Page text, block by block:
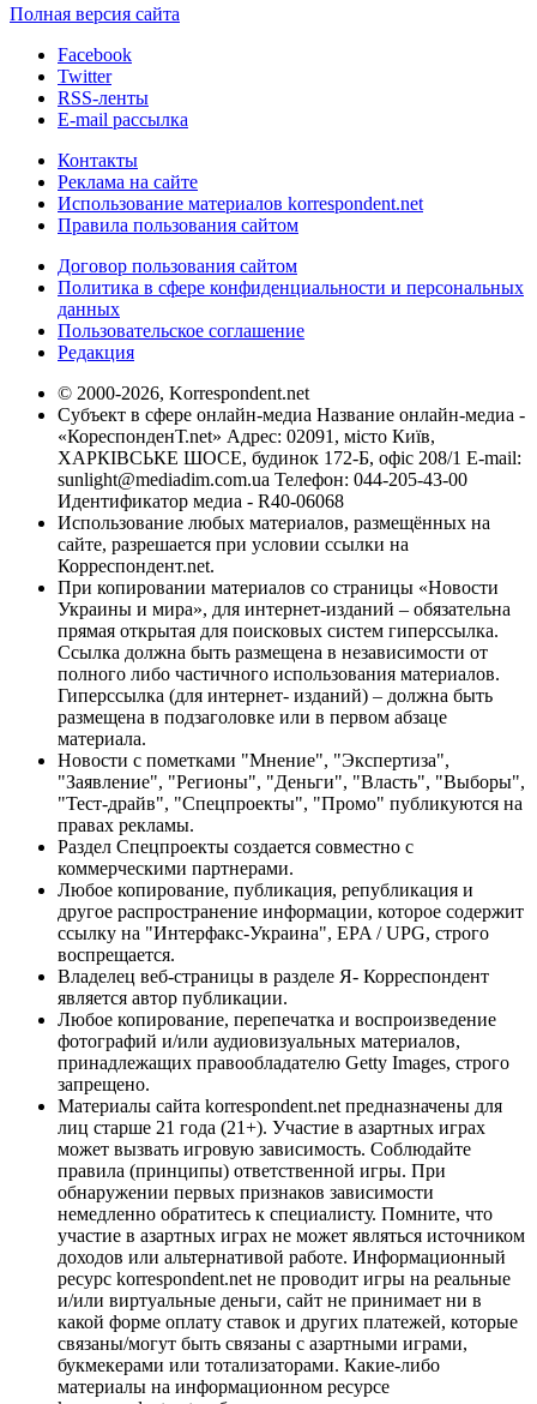
Полная версия сайта
Facebook
Twitter
RSS-ленты
E-mail рассылка
Контакты
Реклама на сайте
Использование материалов korrespondent.net
Правила пользования сайтом
Договор пользования сайтом
Политика в сфере конфиденциальности и персональных
данных
Пользовательское соглашение
Редакция
© 2000-2026, Korrespondent.net
Субъект в сфере онлайн-медиа Название онлайн-медиа -
«КореспонденТ.net» Адрес: 02091, місто Київ,
ХАРКІВСЬКЕ ШОСЕ, будинок 172-Б, офіс 208/1 E-mail:
sunlight@mediadim.com.ua Телефон: 044-205-43-00
Идентификатор медиа - R40-06068
Использование любых материалов, размещённых на
сайте, разрешается при условии ссылки на
Корреспондент.net.
При копировании материалов со страницы «Новости
Украины и мира», для интернет-изданий – обязательна
прямая открытая для поисковых систем гиперссылка.
Ссылка должна быть размещена в независимости от
полного либо частичного использования материалов.
Гиперссылка (для интернет- изданий) – должна быть
размещена в подзаголовке или в первом абзаце
материала.
Новости с пометками "Мнение", "Экспертиза",
"Заявление", "Регионы", "Деньги", "Власть", "Выборы",
"Тест-драйв", "Спецпроекты", "Промо" публикуются на
правах рекламы.
Раздел Спецпроекты создается совместно с
коммерческими партнерами.
Любое копирование, публикация, републикация и
другое распространение информации, которое содержит
ссылку на "Интерфакс-Украина", EPA / UPG, строго
воспрещается.
Владелец веб-страницы в разделе Я- Корреспондент
является автор публикации.
Любое копирование, перепечатка и воспроизведение
фотографий и/или аудиовизуальных материалов,
принадлежащих правообладателю Getty Images, строго
запрещено.
Материалы сайта korrespondent.net предназначены для
лиц старше 21 года (21+). Участие в азартных играх
может вызвать игровую зависимость. Соблюдайте
правила (принципы) ответственной игры. При
обнаружении первых признаков зависимости
немедленно обратитесь к специалисту. Помните, что
участие в азартных играх не может являться источником
доходов или альтернативой работе. Информационный
ресурс korrespondent.net не проводит игры на реальные
и/или виртуальные деньги, сайт не принимает ни в
какой форме оплату ставок и других платежей, которые
связаны/могут быть связаны с азартными играми,
букмекерами или тотализаторами. Какие-либо
материалы на информационном ресурсе